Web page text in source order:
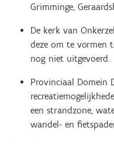
Grimminge,
De kerk van
deze om te vormen
nog niet uitgevoerd.
Provinciaal Domein
een strandzone,
wandel- en